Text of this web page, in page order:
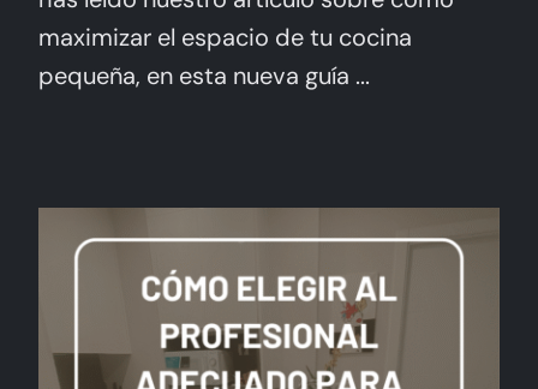
maximizar el espacio de tu cocina
pequeña, en esta nueva guía ...